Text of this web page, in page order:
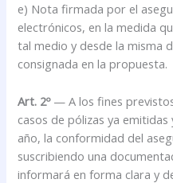
e) Nota firmada por el
electrónicos, en la medida
tal medio y desde la misma
consignada en la propuesta.
Art. 2º — A los fines
casos de pólizas ya
año, la conformidad del
suscribiendo una
informará en forma clara y